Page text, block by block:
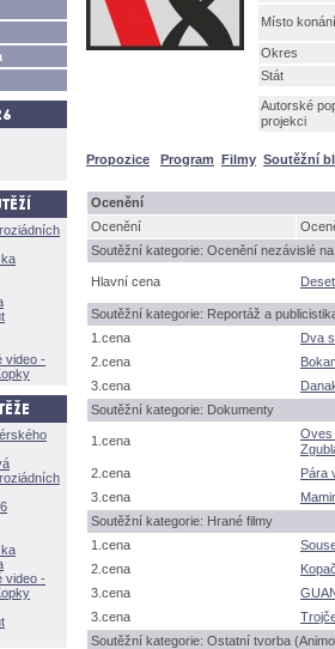
video -
video -
Místo konání
Okres
Stát
Autorské
projekci
Propozice Program Filmy Soutěžní
Ocenění
Ocenění
Soutěžní kategorie: Ocenění nezávislé
Hlavní cena
Soutěžní kategorie: Reportáž a
1.cena
Dva
2.cena
3.cena
Soutěžní kategorie: Dokumenty
1.cena
Oves
2.cena
Pára
3.cena
Soutěžní kategorie: Hrané filmy
1.cena
2.cena
3.cena
3.cena
Soutěžní kategorie: Ostatní tvorba